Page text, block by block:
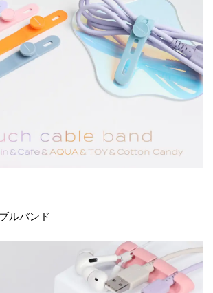
ルバンド